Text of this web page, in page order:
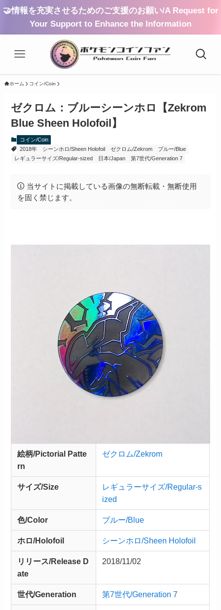
🤝情報を充実させるためのご支援のお願い/A Request for
Your Support to Enhance the Information
ホーム コイン/Coin
ゼクロム：ブルーシーンホロ【Zekrom
Blue Sheen Holofoil】
コイン/Coin
2018年
シーンホロ/Sheen Holofoil ゼクロム/Zekrom
ブルー/Blue
レギュラーサイズ/Regular-sized
日本/Japan 第7世代/Generation 7
当サイトに掲載している画像の無断転載・無断使用
を固く禁じます。
絵柄/Pictorial Patte
rn
ゼクロム/Zekrom
サイズ/Size
レギュラーサイズ/Regular-s
ized
色/Color ブルー/Blue
ホロ/Holofoil シーンホロ/Sheen Holofoil
リリース/Release D
ate
2018/11/02
世代/Generation 第7世代/Generation 7